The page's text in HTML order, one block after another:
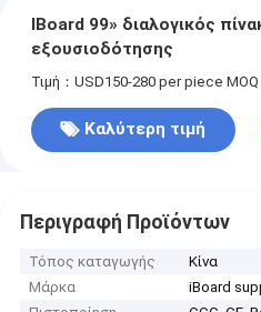
IBoard 99» διαλογικός
εξουσιοδότησης
Τιμή：USD150-280 per piece
Καλύτερη τιμή
Περιγραφή Προϊόντων
Τόπος καταγωγής
Κίνα
Μάρκα
iBoard